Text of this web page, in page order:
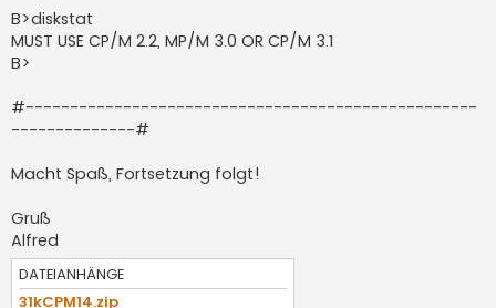
B>diskstat
MUST USE CP/M 2.2, MP/M 3.0 OR CP/M 3.1
B>
#---------------------------------------------------
--------------#
Macht Spaß, Fortsetzung folgt!
Gruß
Alfred
DATEIANHÄNGE
31kCPM14.zip